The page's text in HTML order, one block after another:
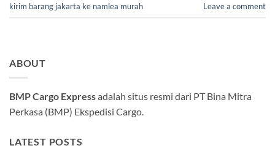
kirim barang jakarta ke namlea murah
Leave a comment
ABOUT
BMP Cargo Expressadalah situs resmi dari PT Bina Mitra
Perkasa (BMP) Ekspedisi Cargo.
LATEST POSTS